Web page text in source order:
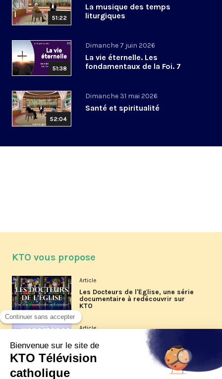
51:22
La musique des temps
liturgiques
51:38
Dimanche 7 juin 2026
La vie éternelle. Les
fondamentaux de la Foi. 7
52:04
Dimanche 31 mai 2026
Santé et spiritualité
KTO vous propose
Article
Les Docteurs de l'Église, une série
documentaire à redécouvrir sur
KTO
Article
Les reportages d'été 2026 de KTO